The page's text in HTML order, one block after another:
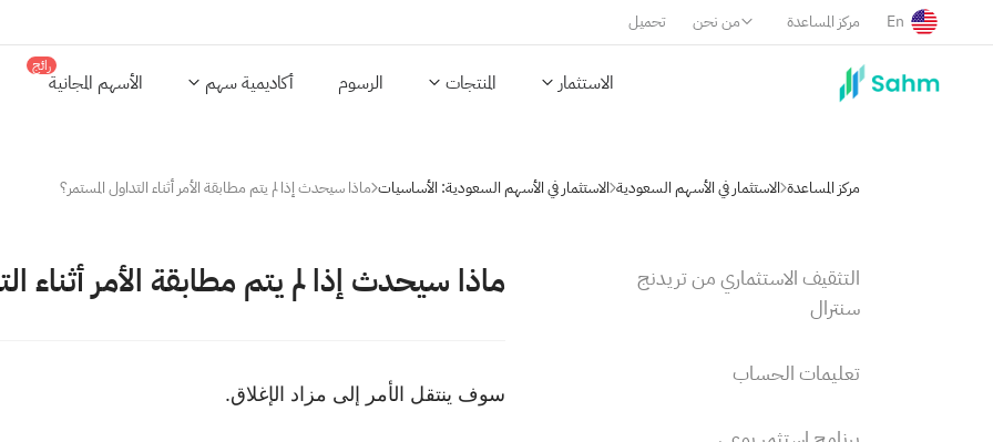
تحميل من نحن مركز المساعدة En
الاستثمار المنتجات الرسوم أكاديمية سهم الأسهم المجانية
رائج
مركز المساعدة الاستثمار في الأسهم السعودية الاستثمار في الأسهم السعودية: الأساسيات ماذا سيحدث إذا لم يتم مطابقة الأمر أثناء التداول المستمر؟
التثقيف الاستثماري من تريدنج
سنترال
تعليمات الحساب
ماذا سيحدث إذا لم يتم مطابقة الأمر أثناء
سوف ينتقل الأمر إلى مزاد الإغلاق.